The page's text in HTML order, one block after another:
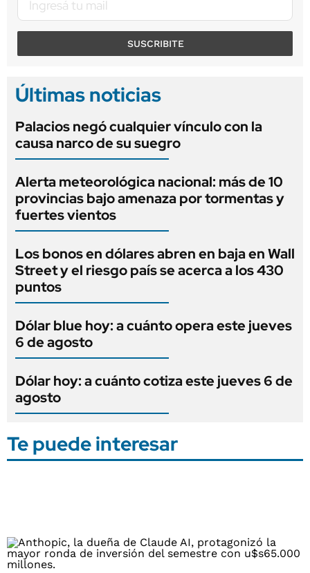
SUSCRIBITE
Últimas noticias
Palacios negó cualquier vínculo con la
causa narco de su suegro
Alerta meteorológica nacional: más de 10
provincias bajo amenaza por tormentas y
fuertes vientos
Los bonos en dólares abren en baja en Wall
Street y el riesgo país se acerca a los 430
puntos
Dólar blue hoy: a cuánto opera este jueves
6 de agosto
Dólar hoy: a cuánto cotiza este jueves 6 de
agosto
Te puede interesar